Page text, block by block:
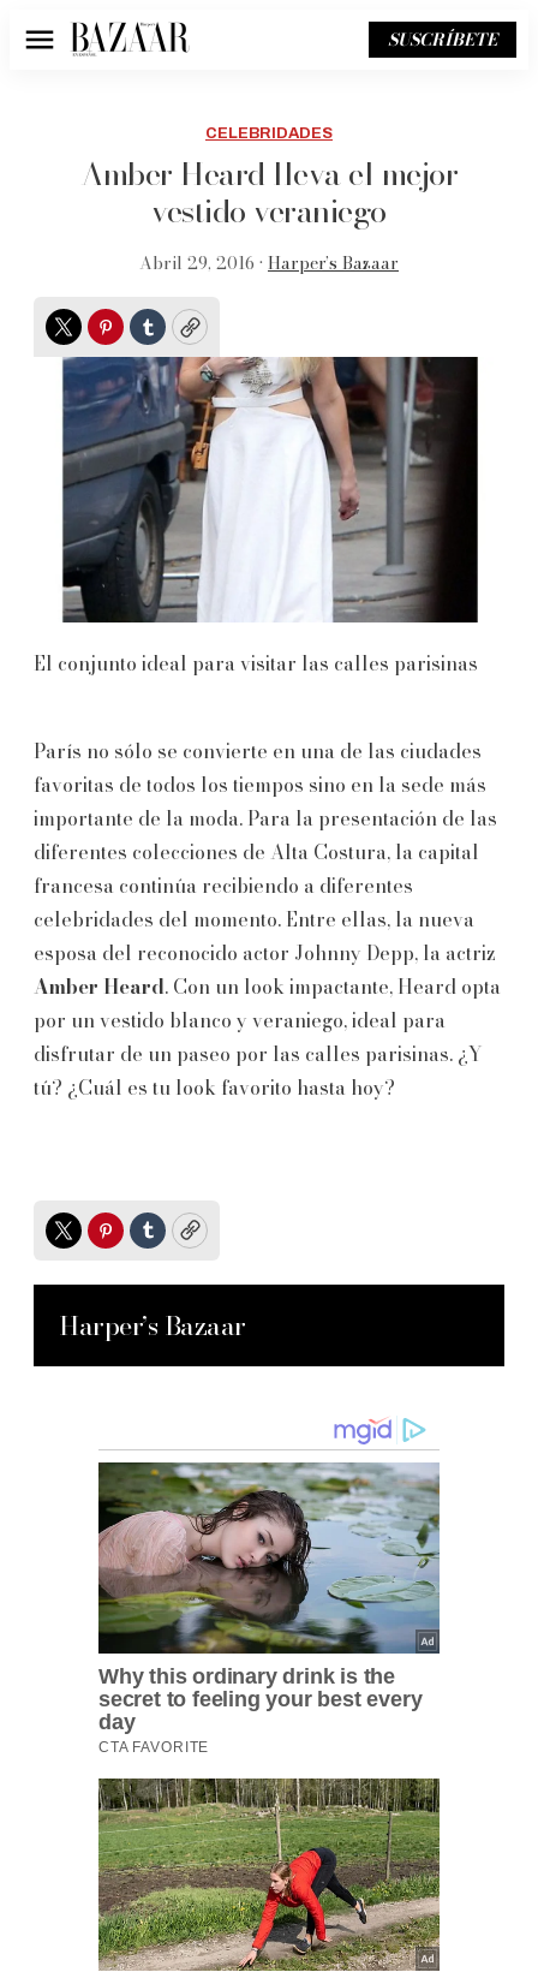
Menú SUSCRÍBETE
CELEBRIDADES
Amber Heard lleva el mejor
vestido veraniego
Abril 29, 2016 • Harper’s Bazaar
TwitterPinterest
TumblrCopy
El conjunto ideal para visitar las calles parisinas
París no sólo se convierte en una de las ciudades
favoritas de todos los tiempos sino en la sede más
importante de la moda. Para la presentación de las
diferentes colecciones de Alta Costura, la capital
francesa continúa recibiendo a diferentes
celebridades del momento. Entre ellas, la nueva
esposa del reconocido actor Johnny Depp, la actriz
Amber Heard. Con un look impactante, Heard opta
por un vestido blanco y veraniego, ideal para
disfrutar de un paseo por las calles parisinas. ¿Y
tú? ¿Cuál es tu look favorito hasta hoy?
TwitterPinterest
TumblrCopy
Harper’s Bazaar